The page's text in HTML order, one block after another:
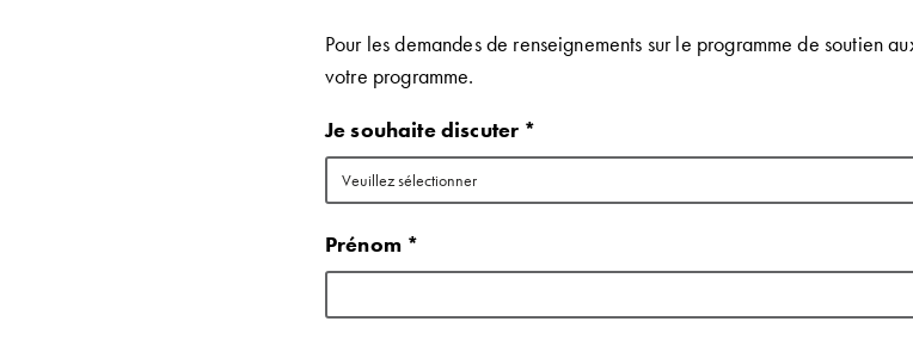
Pour les demandes de renseignements sur le programme de soutien
votre programme.
Je souhaite discuter *
Prénom *